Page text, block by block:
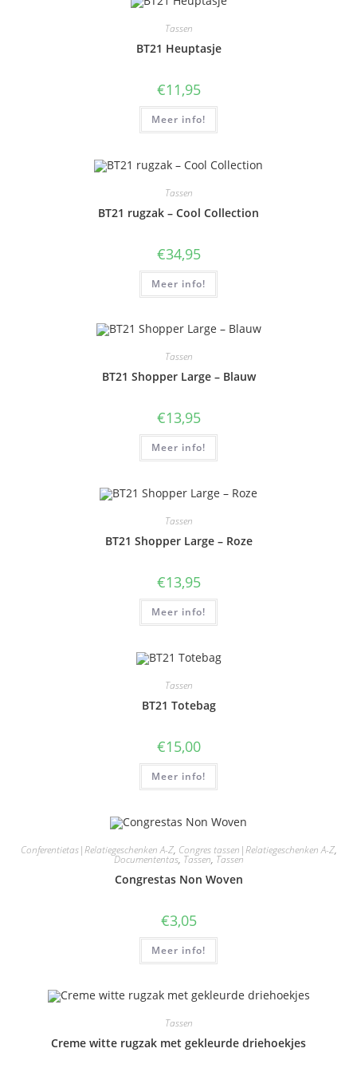
Tassen
BT21 Heuptasje
€11,95
Meer info!
Tassen
BT21 rugzak – Cool Collection
€34,95
Meer info!
Tassen
BT21 Shopper Large – Blauw
€13,95
Meer info!
Tassen
BT21 Shopper Large – Roze
€13,95
Meer info!
Tassen
BT21 Totebag
€15,00
Meer info!
Conferentietas|Relatiegeschenken A-Z, Congres tassen|Relatiegeschenken A-Z,
Documententas, Tassen, Tassen
Congrestas Non Woven
€3,05
Meer info!
Tassen
Creme witte rugzak met gekleurde driehoekjes